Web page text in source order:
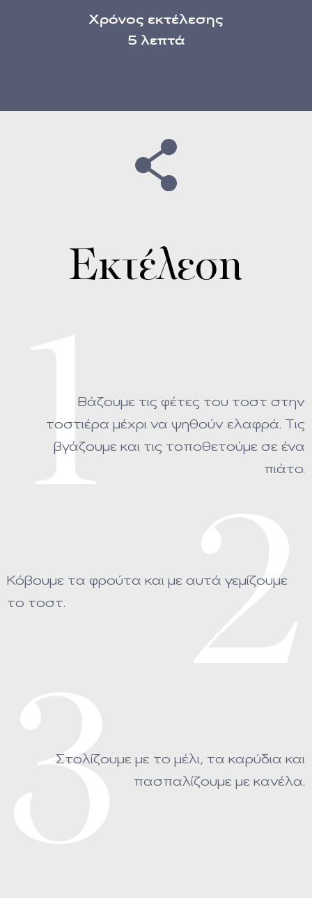
Χρόνος εκτέλεσης
5 λεπτά
Εκτέλεση
1
Βάζουμε τις φέτες του τοστ στην
τοστιέρα μέχρι να ψηθούν ελαφρά. Τις
βγάζουμε και τις τοποθετούμε σε ένα
πιάτο.
2
Κόβουμε τα φρούτα και με αυτά γεμίζουμε
το τοστ.
3
Στολίζουμε με το μέλι, τα καρύδια και
πασπαλίζουμε με κανέλα.